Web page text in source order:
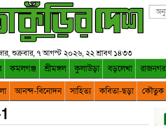
শুক্রবার, ৭ আগস্ট ২০২৬, ২২ শ্রাবণ ১৪৩৩
কমলগঞ্জ শ্রীমঙ্গল কুলাউড়া বড়লেখা রাজনগর
আনন্দ-বিনোদন সাহিত্য কবিতা-ছড়া কৌতুক